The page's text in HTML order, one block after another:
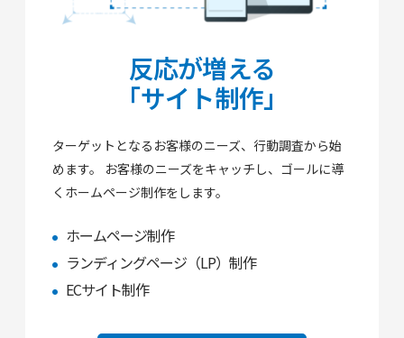
反応が増える
「サイト制作」
ターゲットとなるお客様のニーズ、行動調査から始
めます。
お客様のニーズをキャッチし、ゴールに導
くホームページ制作をします。
ホームページ制作
ランディングページ（LP）制作
ECサイト制作